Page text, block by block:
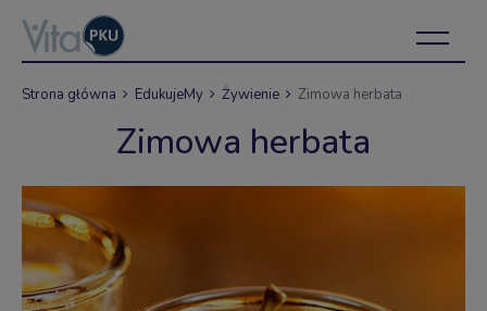
Strona główna EdukujeMy Żywienie Zimowa herbata
Zimowa herbata